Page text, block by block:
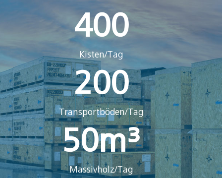
Kisten/Tag
400
Transportböden/Tag
200
Massivholz/Tag
50m³